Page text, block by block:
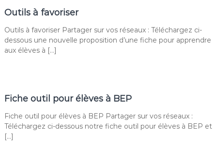
vos
Outils à favoriser
Outils à favoriser Partager sur vos réseaux : Téléchargez ci-
dessous une nouvelle proposition d’une fiche pour apprendre
aux élèves à […]
Fiche outil pour élèves à BEP
Fiche outil pour élèves à BEP Partager sur vos réseaux :
Téléchargez ci-dessous notre fiche outil pour élèves à BEP et
[…]